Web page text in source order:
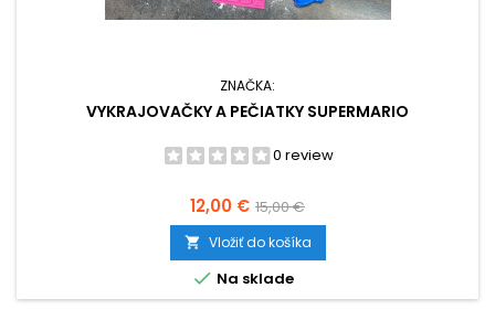
ZNAČKA:
VYKRAJOVAČKY A PEČIATKY SUPERMARIO
0 review
Cena
12,00 € Základná
cena
15,00 €
 Vložiť do košíka
 Na sklade